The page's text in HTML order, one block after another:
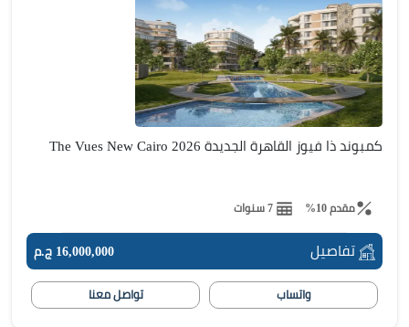
كمبوند ذا فيوز القاهرة الجديدة The Vues New Cairo 2026
مقدم 10% 7 سنوات
تفاصيل 16,000,000 ج.م
واتساب تواصل معنا